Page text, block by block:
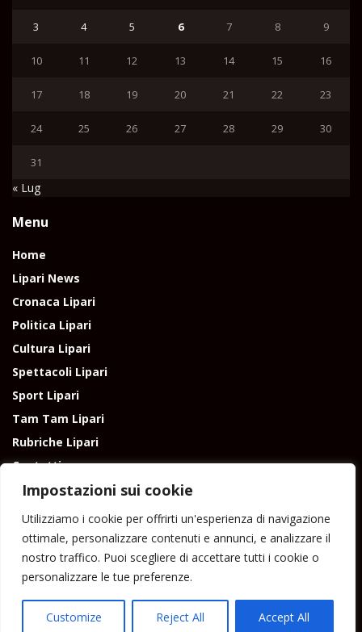
Impostazioni sui cookie
Utilizziamo i cookie per offrirti un'esperienza di navigazione
ottimale, personalizzare contenuti e annunci, e analizzare il
nostro traffico. Puoi scegliere di accettare tutti i cookie o
personalizzare le tue preferenze.
Customize Reject All Accept All
3 4 5 6 7 8 9
10 11 12 13 14 15 16
17 18 19 20 21 22 23
24 25 26 27 28 29 30
31
« Lug
Menu
Home
Lipari News
Cronaca Lipari
Politica Lipari
Cultura Lipari
Spettacoli Lipari
Sport Lipari
Tam Tam Lipari
Rubriche Lipari
Contatti
Direttore responsabile: Peppe Paino - Eolmedia, via Zinzolo, 20 - 980555 -
Lipari (Me) - Tel. 3924544698 e-mail: giornaledilipari@gmail.com -
peppepaino1@gmail.com Testata registrata al Tribunale di Barcellona